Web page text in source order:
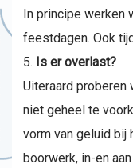
In principe werken
feestdagen. Ook
Is er overlast?
Uiteraard proberen
niet geheel te
vorm van geluid bij
boorwerk, in-en